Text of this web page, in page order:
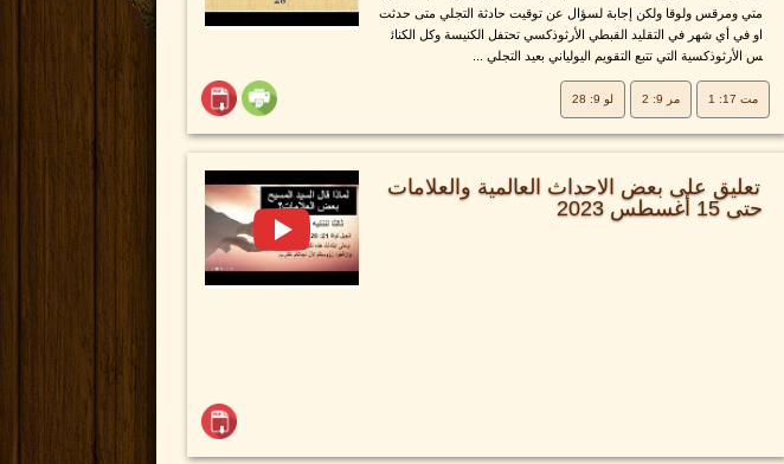
متي ومرقس ولوقا ولكن إجابة لسؤال عن توقيت حادثة التجلي متى حدثت
او في أي شهر في التقليد القبطي الأرثوذكسي تحتفل الكنيسة وكل الكنائ
س الأرثوذكسية التي تتبع التقويم اليولياني بعيد التجلي ...
مت 17: 1 مر 9: 2 لو 9: 28
تعليق على بعض الاحداث العالمية والعلامات
حتى 15 أغسطس 2023